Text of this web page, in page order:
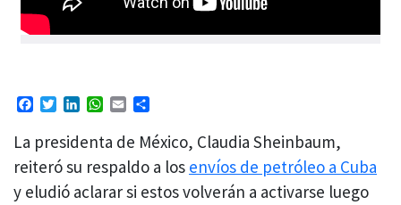
Facebook
TwitterLinkedIn
WhatsApp
Email
La presidenta de México, Claudia Sheinbaum,
reiteró su respaldo a los envíos de petróleo a Cuba
y eludió aclarar si estos volverán a activarse luego